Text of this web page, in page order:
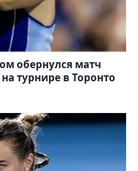
обернулся матч
турнире в Торонто